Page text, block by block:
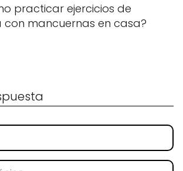
practicar ejercicios de
mancuernas en casa?